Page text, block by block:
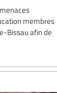
membres
Bissau afin de